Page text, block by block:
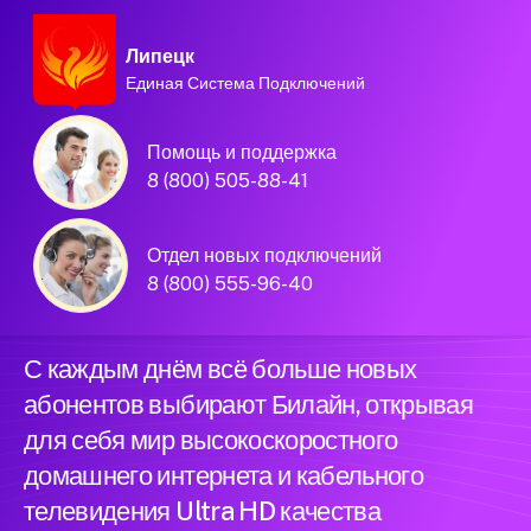
Липецк
Единая Система Подключений
Помощь и поддержка
8 (800) 505-88-41
Отдел новых подключений
8 (800) 555-96-40
Домашний интернет и
телевидение
Билайн в городе
Липецк
С каждым днём всё больше новых
абонентов выбирают Билайн, открывая
для себя мир высокоскоростного
домашнего интернета и кабельного
телевидения Ultra HD качества